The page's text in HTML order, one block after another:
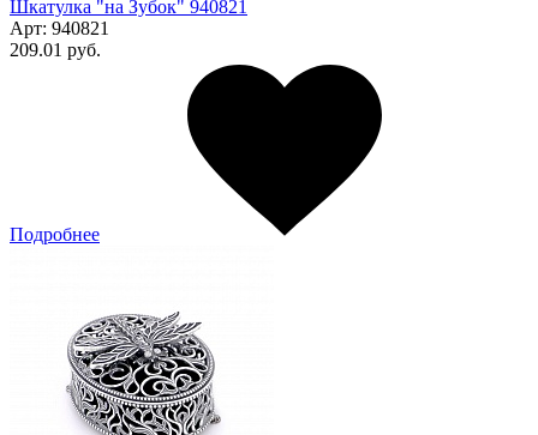
Шкатулка "на Зубок" 940821
Арт: 940821
209.01 руб.
Подробнее